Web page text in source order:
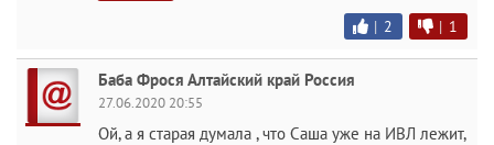
| 2 | 1
Баба Фрося Алтайский край Россия
27.06.2020 20:55
Ой, а я старая думала , что Саша уже на ИВЛ лежит,